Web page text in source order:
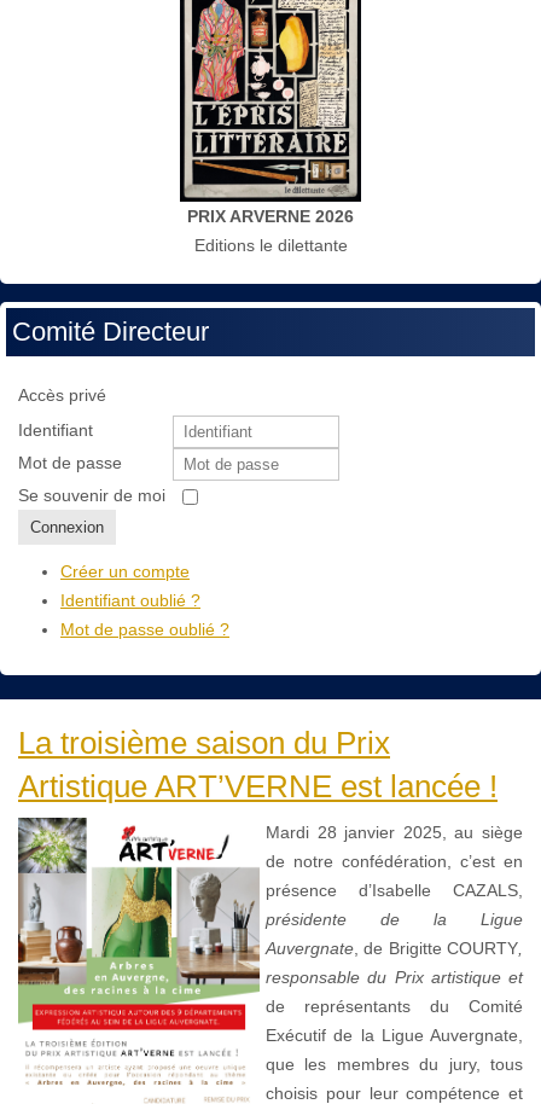
PRIX ARVERNE 2026
Editions le dilettante
Comité Directeur
Accès privé
Identifiant
Mot de passe
Se souvenir de moi
Connexion
Créer un compte
Identifiant oublié ?
Mot de passe oublié ?
La troisième saison du Prix
Artistique ART’VERNE est lancée !
Mardi 28 janvier 2025, au siège
de notre confédération, c’est en
présence d’Isabelle CAZALS,
présidente de la Ligue
Auvergnate , de Brigitte COURTY
responsable du Prix artistique et
de représentants du Comité
Exécutif de la Ligue Auvergnate,
que les membres du jury, tous
choisis pour leur compétence et